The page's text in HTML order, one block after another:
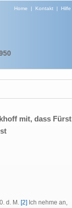
Home | Kontakt| Hilfe
mit, dass Fürst
d. M. [2] Ich nehme an,